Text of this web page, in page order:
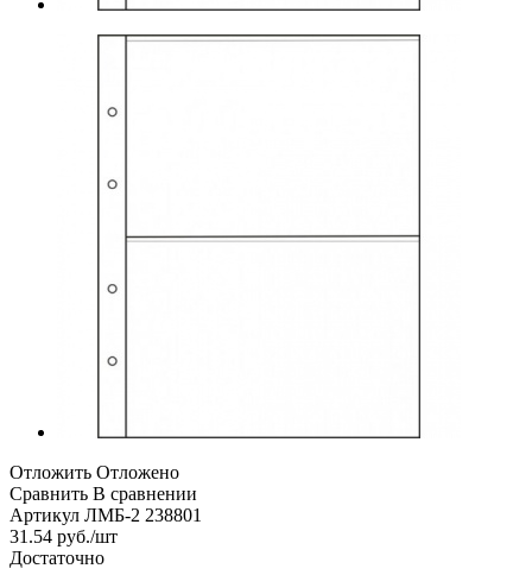
Отложить Отложено
Сравнить В сравнении
Артикул ЛМБ-2 238801
31.54 руб./шт
Достаточно